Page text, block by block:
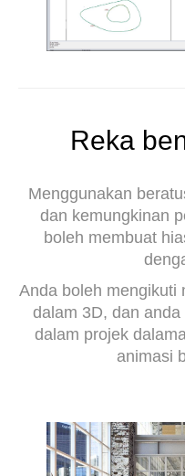
Reka
Menggunakan
dan kemungkinan
boleh membuat
Anda boleh mengikuti
dalam 3D, dan
dalam projek
animasi